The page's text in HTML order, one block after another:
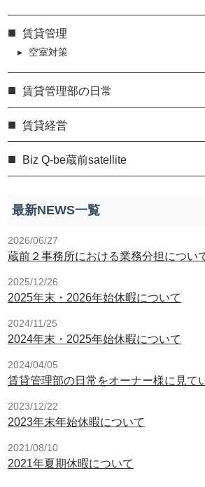
賃貸管理
空室対策
賃貸管理部の日常
賃貸経営
Biz Q-be蔵前satellite
最新NEWS一覧
2026/06/27
蔵前２事務所における業務分担につい
2025/12/26
2025年末・2026年始休暇について
2024/11/25
2024年末・2025年始休暇について
2024/04/05
賃貸管理部の日常をオーナー様に見て
2023/12/22
2023年末年始休暇について
2021/08/10
2021年夏期休暇について